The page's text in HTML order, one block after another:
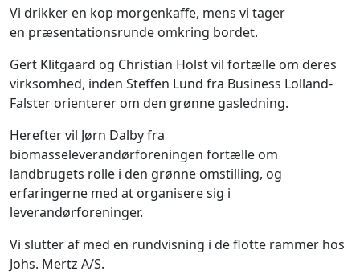
Vi drikker en kop morgenkaffe, mens vi tager
en præsentationsrunde omkring bordet.
Gert Klitgaard og Christian Holst vil fortælle om deres
virksomhed, inden Steffen Lund fra Business Lolland-
Falster orienterer om den grønne gasledning.
Herefter vil Jørn Dalby fra
biomasseleverandørforeningen fortælle om
landbrugets rolle i den grønne omstilling, og
erfaringerne med at organisere sig i
leverandørforeninger.
Vi slutter af med en rundvisning i de flotte rammer hos
Johs. Mertz A/S.